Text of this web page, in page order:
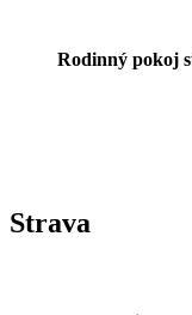
Rodinný pokoj
Strava